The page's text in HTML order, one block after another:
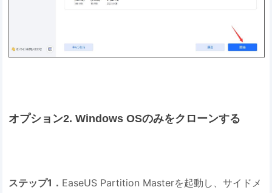
オプション2. Windows OSのみをクローンする
ステップ1． EaseUS Partition Masterを起動し、サイドメ